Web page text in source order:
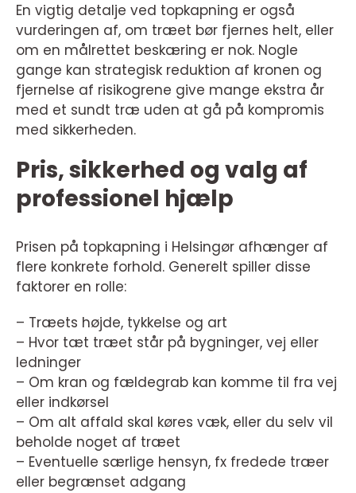
En vigtig detalje ved topkapning er også
vurderingen af, om træet bør fjernes helt, eller
om en målrettet beskæring er nok. Nogle
gange kan strategisk reduktion af kronen og
fjernelse af risikogrene give mange ekstra år
med et sundt træ uden at gå på kompromis
med sikkerheden.
Pris, sikkerhed og valg af
professionel hjælp
Prisen på topkapning i Helsingør afhænger af
flere konkrete forhold. Generelt spiller disse
faktorer en rolle:
– Træets højde, tykkelse og art
– Hvor tæt træet står på bygninger, vej eller
ledninger
– Om kran og fældegrab kan komme til fra vej
eller indkørsel
– Om alt affald skal køres væk, eller du selv vil
beholde noget af træet
– Eventuelle særlige hensyn, fx fredede træer
eller begrænset adgang